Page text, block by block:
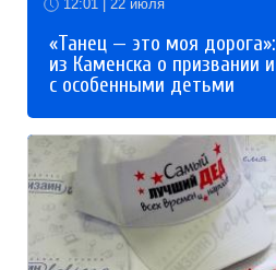
12:01 | 22 июля
«Танец — это моя
из Каменска о призвании
с особенными детьми